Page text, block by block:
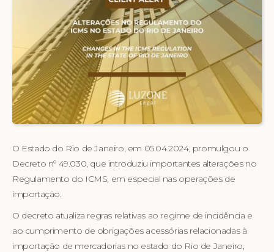
O Estado do Rio de Janeiro, em 05.04.2024, promulgou o
Decreto nº 49.030, que introduziu importantes alterações no
Regulamento do ICMS, em especial nas operações de
importação.
O decreto atualiza regras relativas ao regime de incidência e
ao cumprimento de obrigações acessórias relacionadas à
importação de mercadorias no estado do Rio de Janeiro,